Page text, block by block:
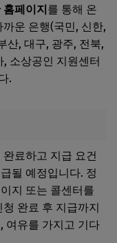
홈페이지를 통해 온
운 은행(국민, 신한,
산, 대구, 광주, 전북,
소상공인 지원센터
.
료하고 지급 요건
될 예정입니다. 정
지 또는 콜센터를
완료 후 지급까지
여유를 가지고 기다